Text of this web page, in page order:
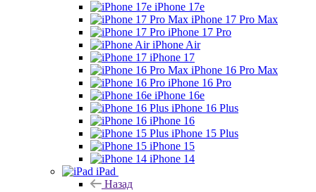
iPhone 17e
iPhone 17 Pro Max
iPhone 17 Pro
iPhone Air
iPhone 17
iPhone 16 Pro Max
iPhone 16 Pro
iPhone 16e
iPhone 16 Plus
iPhone 16
iPhone 15 Plus
iPhone 15
iPhone 14
iPad
Назад